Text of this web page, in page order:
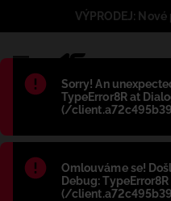
Błąd:
Sorry! An
TypeError8R at
(/
Błąd:
Omlouváme se!
Debug:
(/
VÝPRODEJ: